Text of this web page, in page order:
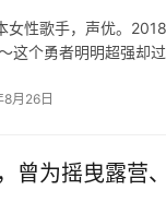
女性歌手，声优。
这个勇者明明超强却
月26日
曾为摇曳露营